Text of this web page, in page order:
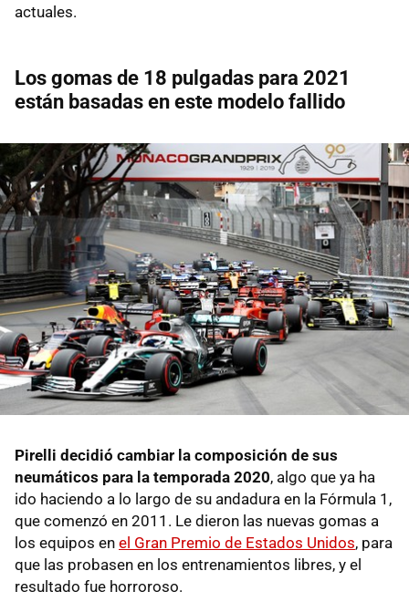
actuales.
Los gomas de 18 pulgadas para 2021
están basadas en este modelo fallido
Pirelli decidió cambiar la composición de sus
neumáticos para la temporada 2020, algo que ya ha
ido haciendo a lo largo de su andadura en la Fórmula 1,
que comenzó en 2011. Le dieron las nuevas gomas a
los equipos en el Gran Premio de Estados Unidos, para
que las probasen en los entrenamientos libres, y el
resultado fue horroroso.